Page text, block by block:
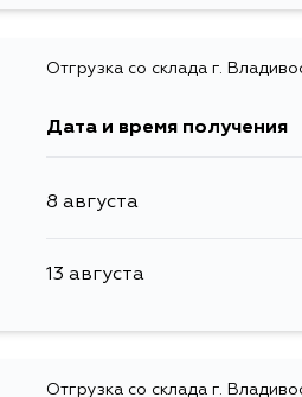
Отгрузка со склада г.
Дата и время получения
8 августа
13 августа
Отгрузка со склада г.